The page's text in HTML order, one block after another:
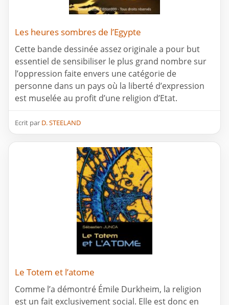
Les heures sombres de l’Egypte
Cette bande dessinée assez originale a pour but
essentiel de sensibiliser le plus grand nombre sur
l’oppression faite envers une catégorie de
personne dans un pays où la liberté d’expression
est muselée au profit d’une religion d’Etat.
Ecrit par D. STEELAND
Le Totem et l’atome
Comme l’a démontré Émile Durkheim, la religion
est un fait exclusivement social. Elle est donc en